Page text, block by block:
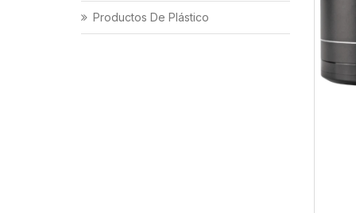
Productos De Plástico